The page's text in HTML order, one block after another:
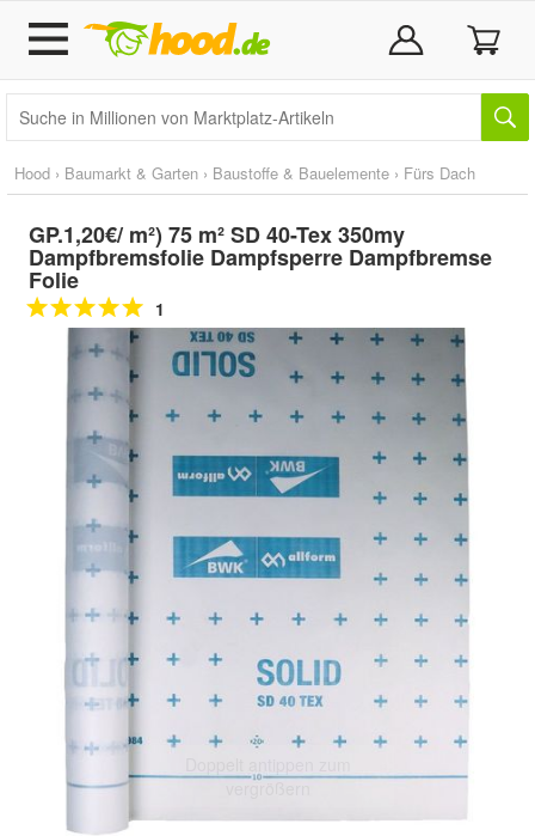
Hood › Baumarkt & Garten › Baustoffe & Bauelemente › Fürs Dach
GP.1,20€/ m²) 75 m² SD 40-Tex 350my
Dampfbremsfolie Dampfsperre Dampfbremse
Folie
1
vergrößern